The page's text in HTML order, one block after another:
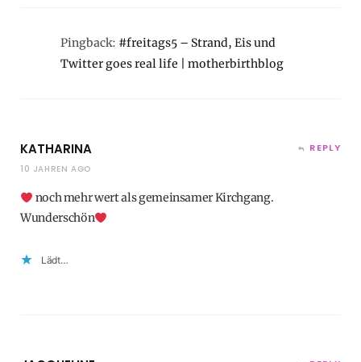
Pingback: #freitags5 – Strand, Eis und
Twitter goes real life | motherbirthblog
KATHARINA
10 JAHREN AGO
REPLY
noch mehr wert als gemeinsamer Kirchgang.
Wunderschön
Lädt…